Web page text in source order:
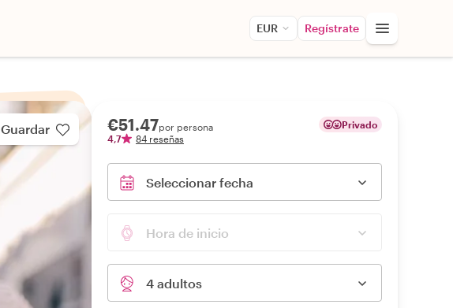
EUR Regístrate
Guardar €51.47por persona
4,7
84 reseñas
Privado
Seleccionar fecha
Hora de inicio
4 adultos